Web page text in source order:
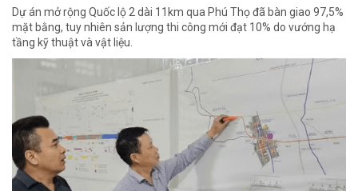
Dự án mở rộng Quốc lộ 2 dài 11km qua Phú Thọ đã bàn giao 97,5%
mặt bằng, tuy nhiên sản lượng thi công mới đạt 10% do vướng hạ
tầng kỹ thuật và vật liệu.